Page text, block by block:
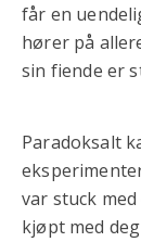
får en
hører på
sin fiende er
Paradoksalt
var stuck
kjøpt med